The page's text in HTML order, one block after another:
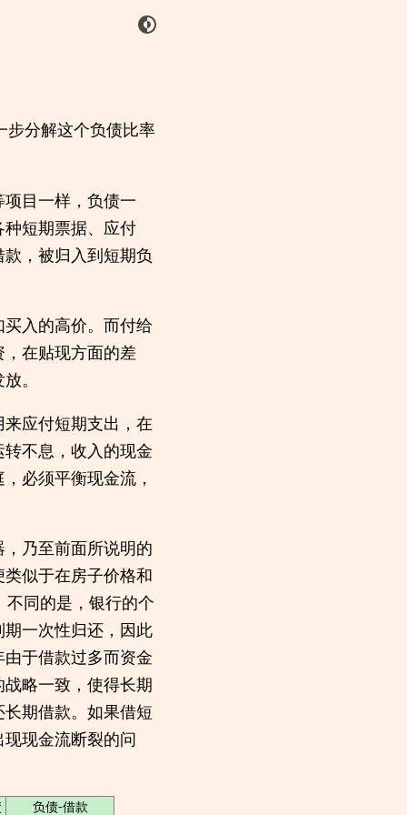
步分解这个负债比率
目一样，负债一
短期票据、应付
，被归入到短期负
入的高价。而付给
在贴现方面的差
。
应付短期支出，在
不息，收入的现金
必须平衡现金流，
乃至前面所说明的
似于在房子价格和
同的是，银行的个
一次性归还，因此
于借款过多而资金
略一致，使得长期
期借款。如果借短
现金流断裂的问
负债-借款